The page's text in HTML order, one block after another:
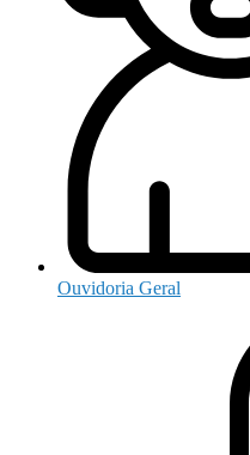
Ouvidoria Geral